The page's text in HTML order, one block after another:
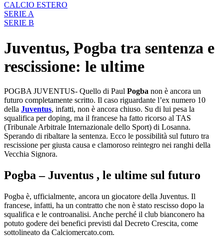
CALCIO ESTERO
SERIE A
SERIE B
Juventus, Pogba tra sentenza e
rescissione: le ultime
POGBA JUVENTUS- Quello di Paul Pogba non è ancora un
futuro completamente scritto. Il caso riguardante l’ex numero 10
della Juventus, infatti, non è ancora chiuso. Su di lui pesa la
squalifica per doping, ma il francese ha fatto ricorso al TAS
(Tribunale Arbitrale Internazionale dello Sport) di Losanna.
Sperando di ribaltare la sentenza. Ecco le possibilità sul futuro tra
rescissione per giusta causa e clamoroso reintegro nei ranghi della
Vecchia Signora.
Pogba – Juventus , le ultime sul futuro
Pogba è, ufficialmente, ancora un giocatore della Juventus. Il
francese, infatti, ha un contratto che non è stato rescisso dopo la
squalifica e le controanalisi. Anche perché il club bianconero ha
potuto godere dei benefici previsti dal Decreto Crescita, come
sottolineato da Calciomercato.com.